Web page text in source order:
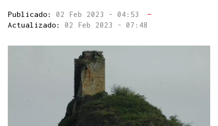
Publicado: 02 Feb 2023 - 04:53
—
Actualizado: 02 Feb 2023 - 07:48